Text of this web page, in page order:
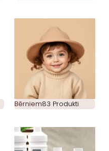
Bērniem83 Produkti